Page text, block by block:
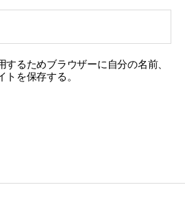
するためブラウザーに自分の名前、
トを保存する。